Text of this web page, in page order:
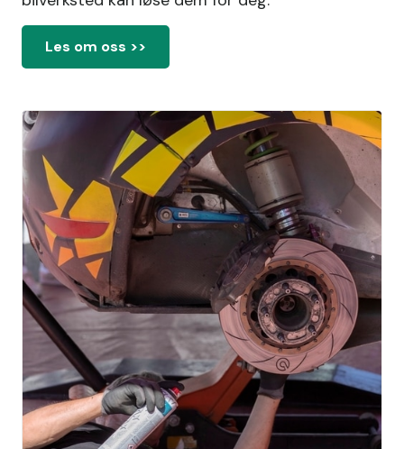
Les om oss >>